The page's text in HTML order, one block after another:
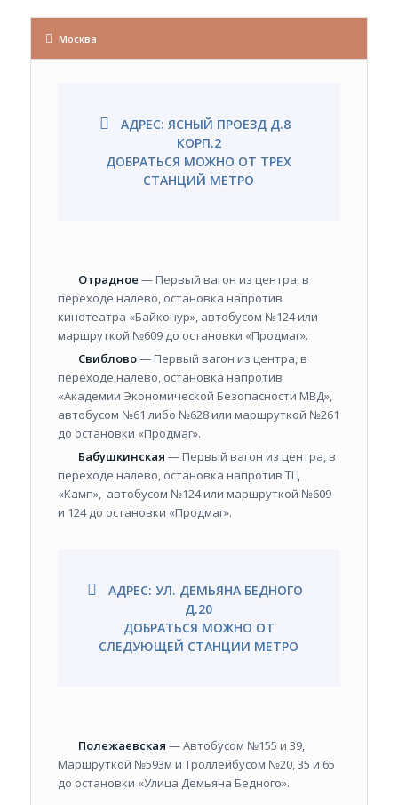
Москва
АДРЕС: ЯСНЫЙ ПРОЕЗД Д.8
КОРП.2
ДОБРАТЬСЯ МОЖНО ОТ ТРЕХ
СТАНЦИЙ МЕТРО
Отрадное — Первый вагон из центра, в
переходе налево, остановка напротив
кинотеатра «Байконур», автобусом №124 или
маршруткой №609 до остановки «Продмаг».
Свиблово— Первый вагон из центра, в
переходе налево, остановка напротив
«Академии Экономической Безопасности МВД»,
автобусом №61 либо №628 или маршруткой №261
до остановки «Продмаг».
Бабушкинская — Первый вагон из центра, в
переходе налево, остановка напротив ТЦ
«Камп», автобусом №124 или маршруткой №609
и 124 до остановки «Продмаг».
АДРЕС: УЛ. ДЕМЬЯНА БЕДНОГО
Д.20
ДОБРАТЬСЯ МОЖНО ОТ
СЛЕДУЮЩЕЙ СТАНЦИИ МЕТРО
Полежаевская — Автобусом №155 и 39,
Маршруткой №593м и Троллейбусом №20, 35 и 65
до остановки «Улица Демьяна Бедного».